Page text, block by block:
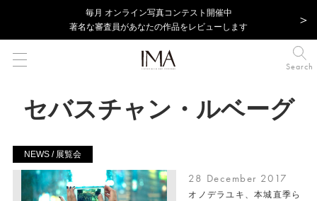
毎⽉ オンライン写真コンテスト開催中
著名な審査員があなたの作品をレビューします
Search
セバスチャン・ルベーグ
NEWS / 展覧会
28 December 2017
オノデラユキ、本城直季ら